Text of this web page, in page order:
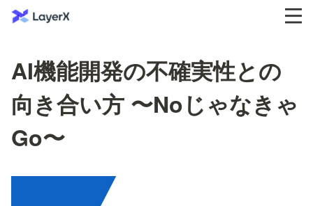
AI機能開発の不確実性との
向き合い方 〜Noじゃなきゃ
Go〜